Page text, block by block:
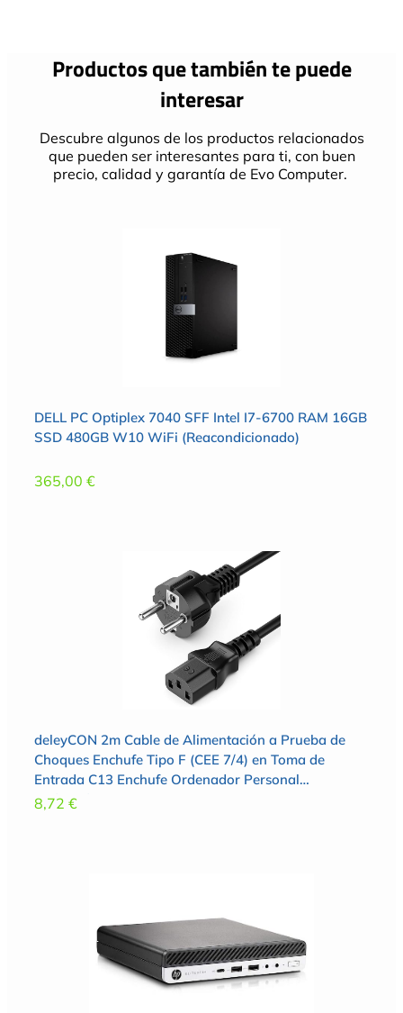
Productos que también te puede
interesar
Descubre algunos de los productos relacionados
que pueden ser interesantes para ti, con buen
precio, calidad y garantía de Evo Computer.
DELL PC Optiplex 7040 SFF Intel I7-6700 RAM 16GB
SSD 480GB W10 WiFi (Reacondicionado)
365,00 €
deleyCON 2m Cable de Alimentación a Prueba de
Choques Enchufe Tipo F (CEE 7/4) en Toma de
Entrada C13 Enchufe Ordenador Personal
Ordenador Monitor Impresora Beamer – Negro
8,72 €